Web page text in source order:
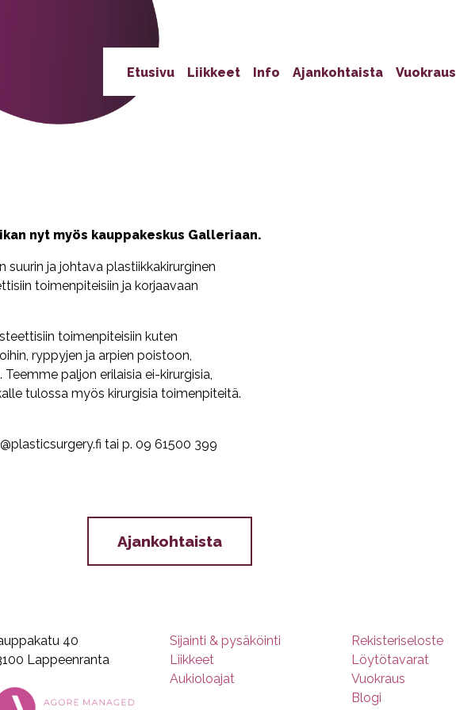
Etusivu Liikkeet Info Ajankohtaista Vuokraus
nyt myös kauppakeskus Galleriaan.
suurin ja johtava plastiikkakirurginen
toimenpiteisiin ja korjaavaan
toimenpiteisiin kuten
ryppyjen ja arpien poistoon,
paljon erilaisia ei-kirurgisia,
tulossa myös kirurgisia toimenpiteitä.
tai p. 09 61500 399
Ajankohtaista
40
Lappeenranta
Sijainti & pysäköinti
Liikkeet
Aukioloajat
Rekisteriseloste
Löytötavarat
Vuokraus
Blogi